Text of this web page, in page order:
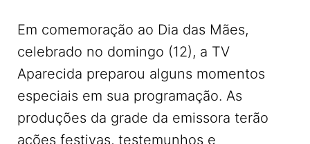
Em comemoração ao Dia das Mães,
celebrado no domingo (12), a TV
Aparecida preparou alguns momentos
especiais em sua programação. As
produções da grade da emissora terão
ações festivas, testemunhos e